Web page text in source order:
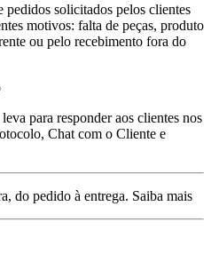
pedidos solicitados pelos clientes
motivos: falta de peças, produto
ou pelo recebimento fora do
para responder aos clientes nos
Chat com o Cliente e
do pedido à entrega. Saiba mais